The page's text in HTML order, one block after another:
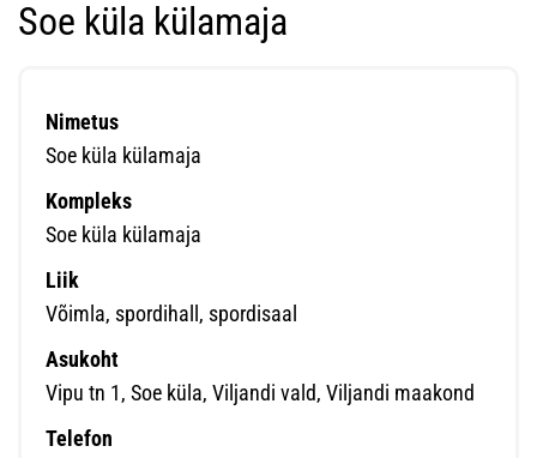
Soe küla külamaja
Nimetus
Soe küla külamaja
Kompleks
Soe küla külamaja
Liik
Võimla, spordihall, spordisaal
Asukoht
Vipu tn 1, Soe küla, Viljandi vald, Viljandi maakond
Telefon